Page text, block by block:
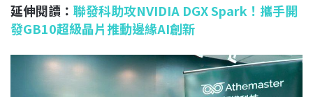
延伸閱讀： 聯發科助攻NVIDIA DGX Spark！攜手開
發GB10超級晶片推動邊緣AI創新